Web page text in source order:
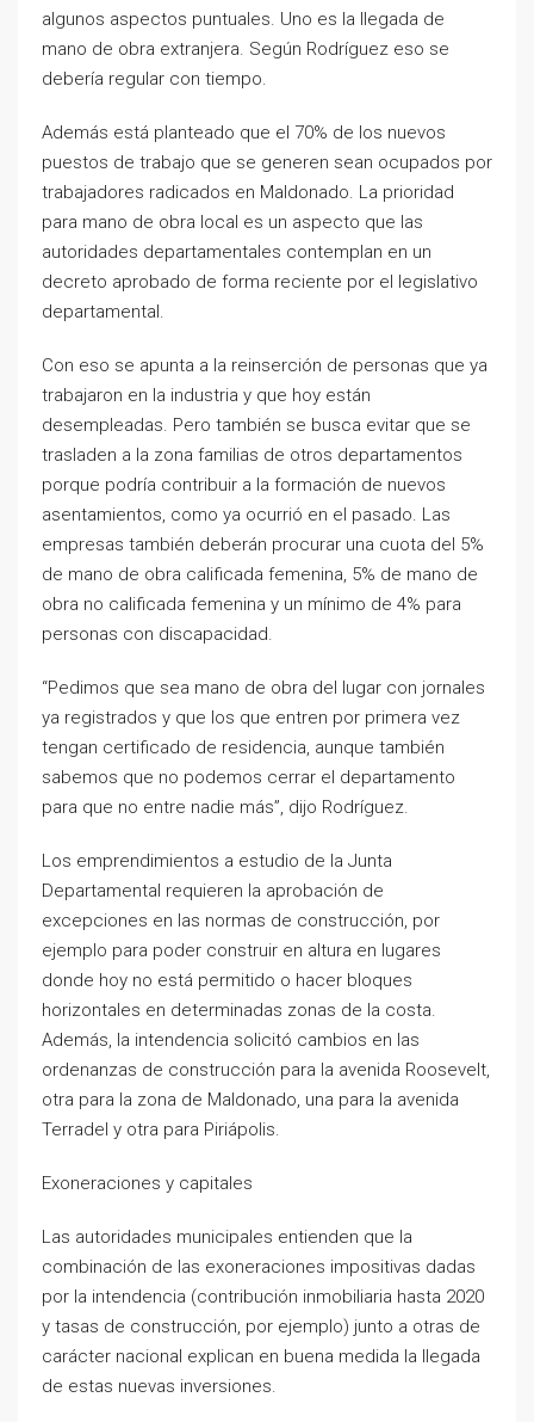
algunos aspectos puntuales. Uno es la llegada de
mano de obra extranjera. Según Rodríguez eso se
debería regular con tiempo.
Además está planteado que el 70% de los nuevos
puestos de trabajo que se generen sean ocupados por
trabajadores radicados en Maldonado. La prioridad
para mano de obra local es un aspecto que las
autoridades departamentales contemplan en un
decreto aprobado de forma reciente por el legislativo
departamental.
Con eso se apunta a la reinserción de personas que ya
trabajaron en la industria y que hoy están
desempleadas. Pero también se busca evitar que se
trasladen a la zona familias de otros departamentos
porque podría contribuir a la formación de nuevos
asentamientos, como ya ocurrió en el pasado. Las
empresas también deberán procurar una cuota del 5%
de mano de obra calificada femenina, 5% de mano de
obra no calificada femenina y un mínimo de 4% para
personas con discapacidad.
“Pedimos que sea mano de obra del lugar con jornales
ya registrados y que los que entren por primera vez
tengan certificado de residencia, aunque también
sabemos que no podemos cerrar el departamento
para que no entre nadie más”, dijo Rodríguez.
Los emprendimientos a estudio de la Junta
Departamental requieren la aprobación de
excepciones en las normas de construcción, por
ejemplo para poder construir en altura en lugares
donde hoy no está permitido o hacer bloques
horizontales en determinadas zonas de la costa.
Además, la intendencia solicitó cambios en las
ordenanzas de construcción para la avenida Roosevelt,
otra para la zona de Maldonado, una para la avenida
Terradel y otra para Piriápolis.
Exoneraciones y capitales
Las autoridades municipales entienden que la
combinación de las exoneraciones impositivas dadas
por la intendencia (contribución inmobiliaria hasta 2020
y tasas de construcción, por ejemplo) junto a otras de
carácter nacional explican en buena medida la llegada
de estas nuevas inversiones.